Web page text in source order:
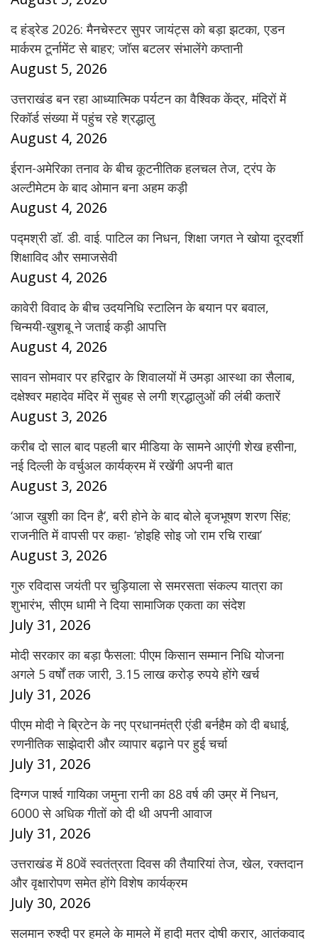
द हंड्रेड 2026: मैनचेस्टर सुपर जायंट्स को बड़ा झटका, एडन
मार्करम टूर्नामेंट से बाहर; जॉस बटलर संभालेंगे कप्तानी
August 5, 2026
उत्तराखंड बन रहा आध्यात्मिक पर्यटन का वैश्विक केंद्र, मंदिरों में
रिकॉर्ड संख्या में पहुंच रहे श्रद्धालु
August 4, 2026
ईरान-अमेरिका तनाव के बीच कूटनीतिक हलचल तेज, ट्रंप के
अल्टीमेटम के बाद ओमान बना अहम कड़ी
August 4, 2026
पद्मश्री डॉ. डी. वाई. पाटिल का निधन, शिक्षा जगत ने खोया दूरदर्शी
शिक्षाविद और समाजसेवी
August 4, 2026
कावेरी विवाद के बीच उदयनिधि स्टालिन के बयान पर बवाल,
चिन्मयी-खुशबू ने जताई कड़ी आपत्ति
August 4, 2026
सावन सोमवार पर हरिद्वार के शिवालयों में उमड़ा आस्था का सैलाब,
दक्षेश्वर महादेव मंदिर में सुबह से लगी श्रद्धालुओं की लंबी कतारें
August 3, 2026
करीब दो साल बाद पहली बार मीडिया के सामने आएंगी शेख हसीना,
नई दिल्ली के वर्चुअल कार्यक्रम में रखेंगी अपनी बात
August 3, 2026
‘आज खुशी का दिन है’, बरी होने के बाद बोले बृजभूषण शरण सिंह;
राजनीति में वापसी पर कहा- ‘होइहि सोइ जो राम रचि राखा’
August 3, 2026
गुरु रविदास जयंती पर चुड़ियाला से समरसता संकल्प यात्रा का
शुभारंभ, सीएम धामी ने दिया सामाजिक एकता का संदेश
July 31, 2026
मोदी सरकार का बड़ा फैसला: पीएम किसान सम्मान निधि योजना
अगले 5 वर्षों तक जारी, 3.15 लाख करोड़ रुपये होंगे खर्च
July 31, 2026
पीएम मोदी ने ब्रिटेन के नए प्रधानमंत्री एंडी बर्नहैम को दी बधाई,
रणनीतिक साझेदारी और व्यापार बढ़ाने पर हुई चर्चा
July 31, 2026
दिग्गज पार्श्व गायिका जमुना रानी का 88 वर्ष की उम्र में निधन,
6000 से अधिक गीतों को दी थी अपनी आवाज
July 31, 2026
उत्तराखंड में 80वें स्वतंत्रता दिवस की तैयारियां तेज, खेल, रक्तदान
और वृक्षारोपण समेत होंगे विशेष कार्यक्रम
July 30, 2026
सलमान रुश्दी पर हमले के मामले में हादी मतर दोषी करार, आतंकवाद